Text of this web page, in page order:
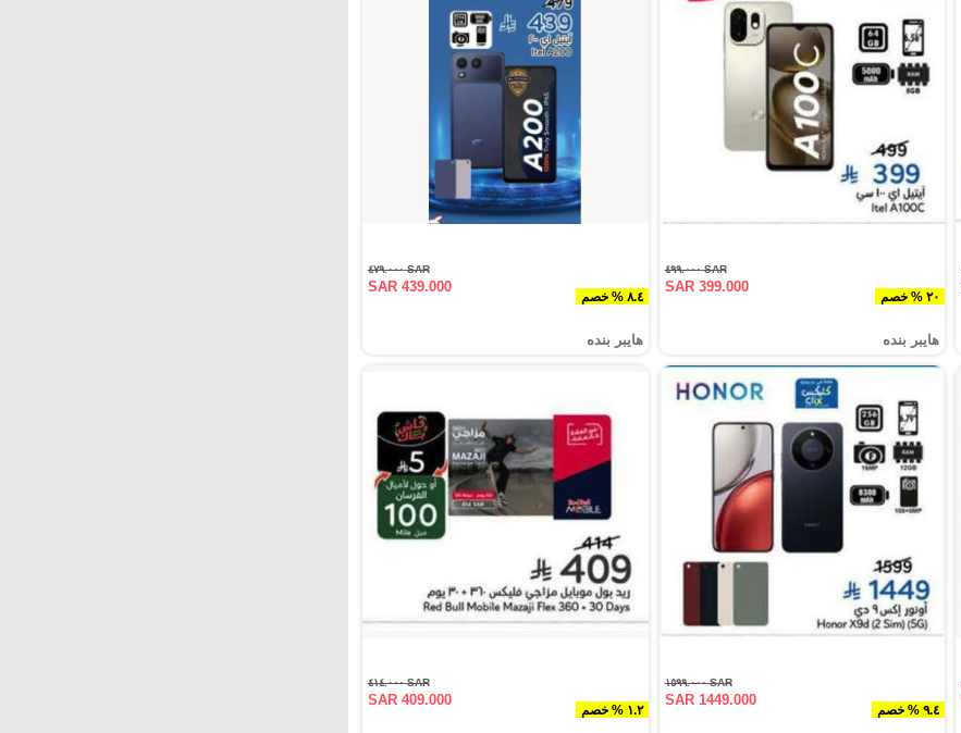
٢٠ % خصم
SAR ٤٩٩.٠٠٠
SAR 399.000
هايبر بنده
٨.٤ % خصم
SAR ٤٧٩.٠٠٠
SAR 439.000
هايبر بنده
٩.٤ % خصم
SAR ١٥٩٩.٠٠٠
SAR 1449.000
١.٢ % خصم
SAR ٤١٤.٠٠٠
SAR 409.000